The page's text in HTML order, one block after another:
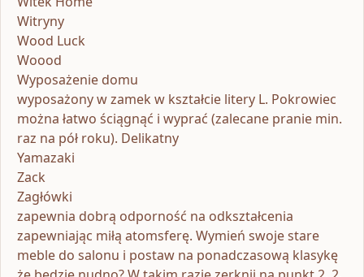
Witryny
Wood Luck
Woood
Wyposażenie domu
wyposażony w zamek w kształcie litery L. Pokrowiec
można łatwo ściągnąć i wyprać (zalecane pranie min.
raz na pół roku). Delikatny
Yamazaki
Zack
Zagłówki
zapewnia dobrą odporność na odkształcenia
zapewniając miłą atomsferę. Wymień swoje stare
meble do salonu i postaw na ponadczasową klasykę